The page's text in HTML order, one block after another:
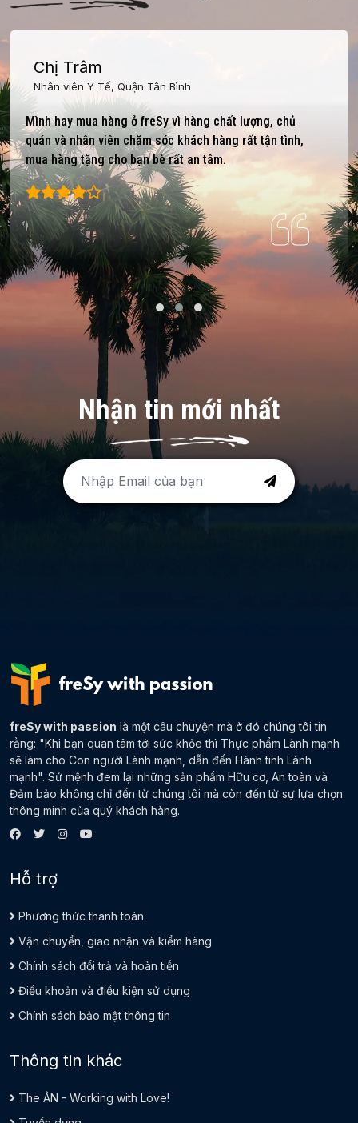
Bác Lan Anh,
Thảo Điền, Quận 2
Trước mấy lần mua hàng để biếu Tết, sau những
người được biếu khen ngon nên năm nào cũng đặt
hàng từ freSy về làm quà cho gia đình và bạn bè.
Nhận tin mới nhất
freSy with passion là một câu chuyện mà ở đó chúng tôi tin
rằng: "Khi bạn quan tâm tới sức khỏe thì Thực phẩm Lành mạnh
sẽ làm cho Con người Lành mạnh, dẫn đến Hành tinh Lành
mạnh". Sứ mệnh đem lại những sản phẩm Hữu cơ, An toàn và
Đảm bảo không chỉ đến từ chúng tôi mà còn đến từ sự lựa chọn
thông minh của quý khách hàng.
Hỗ trợ
Phương thức thanh toán
Vận chuyển, giao nhận và kiểm hàng
Chính sách đổi trả và hoàn tiền
Điều khoản và điều kiện sử dụng
Chính sách bảo mật thông tin
Thông tin khác
The ÂN - Working with Love!